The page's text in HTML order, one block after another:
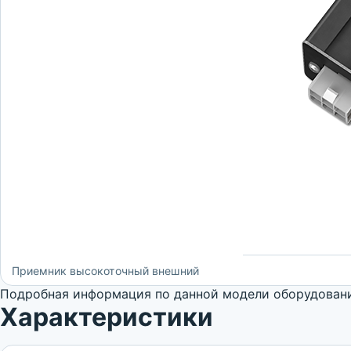
Приемник высокоточный внешний
Подробная информация по данной модели
Характеристики